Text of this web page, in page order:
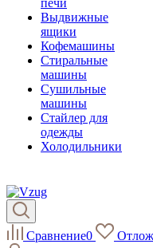
печи
Выдвижные
ящики
Кофемашины
Стиральные
машины
Сушильные
машины
Стайлер для
одежды
Холодильники
Сравнение0